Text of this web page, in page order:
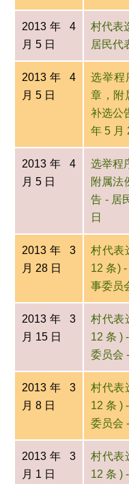
2013年 4
月 5 日
村代表
居民代
2013年 4
月 5 日
选举程
章，附
补选公
年 5 月
2013年 4
月 5 日
选举程
附属法
告 - 居
日
2013年 3
月 28 日
村代表
12 条)
事委员
2013年 3
月 15 日
村代表
12 条 )
委员会
2013年 3
月 8 日
村代表
12 条 )
委员会
2013年 3
月 1 日
村代表
12 条 )